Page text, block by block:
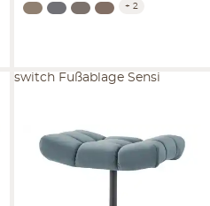
+ 2
switch Fußablage Sensi